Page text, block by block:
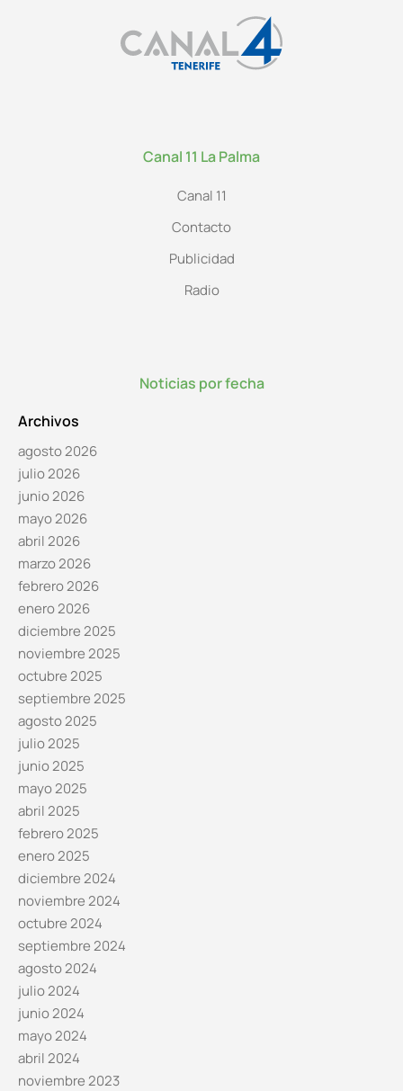
Canal 11 La Palma
Canal 11
Contacto
Publicidad
Radio
Noticias por fecha
Archivos
agosto 2026
julio 2026
junio 2026
mayo 2026
abril 2026
marzo 2026
febrero 2026
enero 2026
diciembre 2025
noviembre 2025
octubre 2025
septiembre 2025
agosto 2025
julio 2025
junio 2025
mayo 2025
abril 2025
febrero 2025
enero 2025
diciembre 2024
noviembre 2024
octubre 2024
septiembre 2024
agosto 2024
julio 2024
junio 2024
mayo 2024
abril 2024
noviembre 2023